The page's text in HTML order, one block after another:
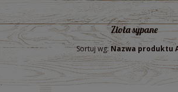
Zioła sypane
Sortuj wg: Nazwa produktu